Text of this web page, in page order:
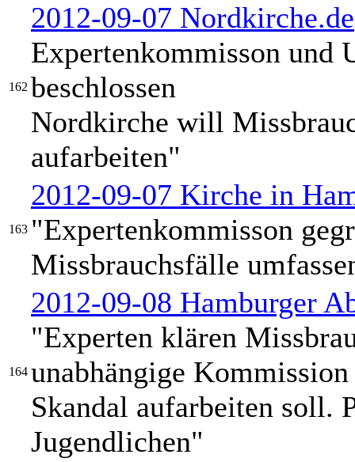
162
2012-09-07 Nordkirche.de
Expertenkommisson und
beschlossen
Nordkirche will
aufarbeiten"
163
2012-09-07 Kirche in
"Expertenkommisson
Missbrauchsfälle
164
2012-09-08 Hamburger
"Experten klären
unabhängige
Skandal aufarbeiten soll.
Jugendlichen"